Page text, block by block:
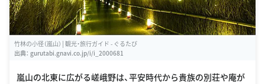
竹林の小径（嵐山）│観光・旅行ガイド - ぐるたび
出典： gurutabi.gnavi.co.jp/i/i_2000681
嵐山の北東に広がる嵯峨野は、平安時代から貴族の別荘や庵が